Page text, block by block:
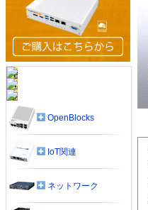
OpenBlocks
IoT関連
ネットワーク